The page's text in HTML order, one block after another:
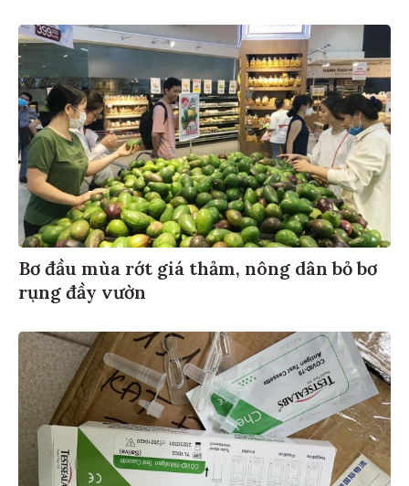
Bơ đầu mùa rớt giá thảm, nông dân bỏ bơ
rụng đầy vườn